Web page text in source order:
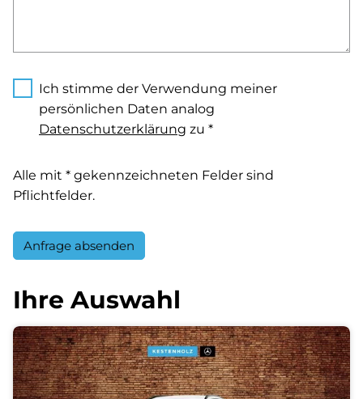
Ich stimme der Verwendung meiner
persönlichen Daten analog
Datenschutzerklärung zu *
Alle mit * gekennzeichneten Felder sind
Pflichtfelder.
Anfrage absenden
Ihre Auswahl